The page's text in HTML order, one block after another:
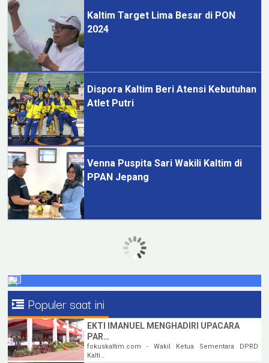
Kaltim Target Lima Besar di PON
2024
Dispora Kaltim Beri Atensi Kebutuhan
Atlet Putri
Venna Puspita Sari Wakili Kaltim di
PPAN Jepang
Populer saat ini
EKTI IMANUEL MENGHADIRI UPACARA
PAR…
fokuskaltim.com - Wakil Ketua Sementara DPRD
Kalti…